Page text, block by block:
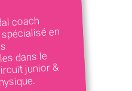
coach
en
dans le
junior &